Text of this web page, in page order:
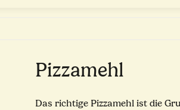
Pizzamehl
Das richtige Pizzamehl ist die